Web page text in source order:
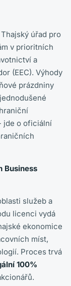
úřad pro
v prioritních
a
(EEC). Výhody
prázdniny
jde o oficiální
Business
služeb a
licenci vydá
ekonomice
míst,
Proces trvá
100%